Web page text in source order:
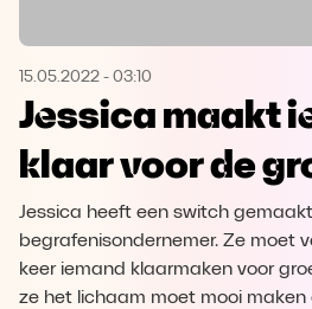
Microsoft Edge
Opera
15.05.2022 - 03:10
Jessica maakt
klaar voor de
Jessica heeft een switch
begrafenisondernemer. Ze moet
keer iemand klaarmaken voor
ze het lichaam moet mooi maken